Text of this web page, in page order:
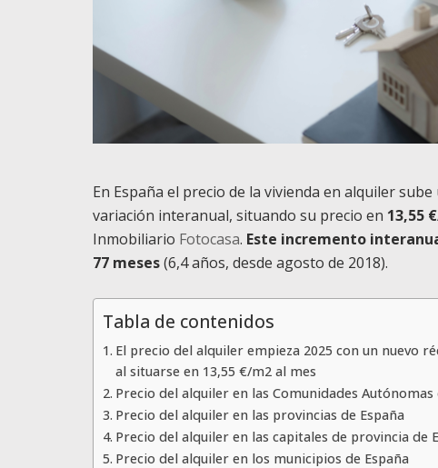
En España el precio de la vivienda en alquiler
variación interanual, situando su precio en 13,55
Inmobiliario Fotocasa. Este incremento
77 meses(6,4 años, desde agosto de 2018).
Tabla de contenidos
El precio del alquiler empieza 2025 con un nuevo
al situarse en 13,55 €/m2 al mes
Precio del alquiler en las Comunidades Autónomas
Precio del alquiler en las provincias de España
Precio del alquiler en las capitales de provincia de
Precio del alquiler en los municipios de España